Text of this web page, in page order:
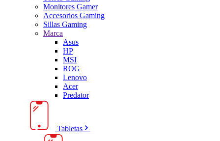
Monitores Gamer
Accesorios Gaming
Sillas Gaming
Marca
Asus
HP
MSI
ROG
Lenovo
Acer
Predator
Tabletas